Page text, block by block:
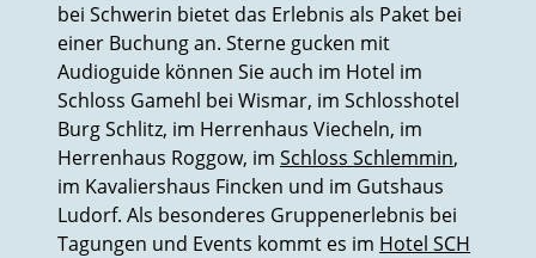
bei Schwerin bietet das Erlebnis als Paket bei
einer Buchung an. Sterne gucken mit
Audioguide können Sie auch im Hotel im
Schloss Gamehl bei Wismar, im Schlosshotel
Burg Schlitz, im Herrenhaus Viecheln, im
Herrenhaus Roggow, im Schloss Schlemmin,
im Kavaliershaus Fincken und im Gutshaus
Ludorf. Als besonderes Gruppenerlebnis bei
Tagungen und Events kommt es im Hotel SCH